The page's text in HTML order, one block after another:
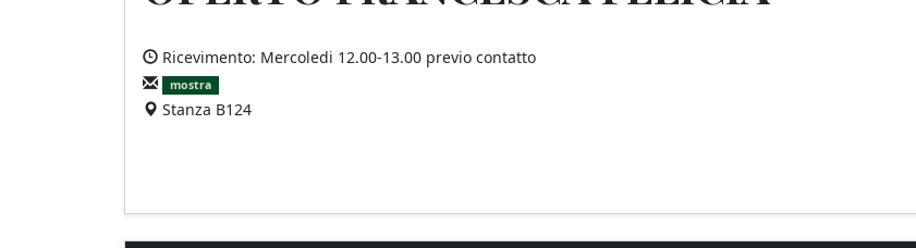
Ricevimento: Mercoledi 12.00-13.00 previo contatto
mostra
Stanza B124